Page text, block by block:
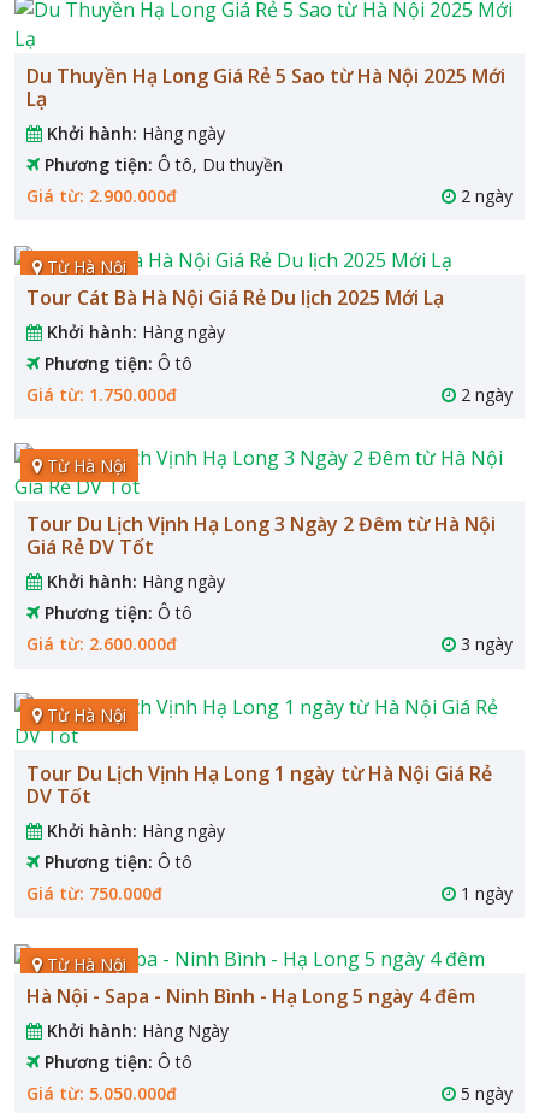
Du Thuyền Hạ Long Giá Rẻ 5 Sao từ Hà Nội 2025 Mới
Lạ
Khởi hành: Hàng ngày
Phương tiện: Ô tô, Du thuyền
Giá từ: 2.900.000đ
2 ngày
Từ Hà Nội
Tour Cát Bà Hà Nội Giá Rẻ Du lịch 2025 Mới Lạ
Khởi hành: Hàng ngày
Phương tiện: Ô tô
Giá từ: 1.750.000đ
2 ngày
Từ Hà Nội
Tour Du Lịch Vịnh Hạ Long 3 Ngày 2 Đêm từ Hà Nội
Giá Rẻ DV Tốt
Khởi hành: Hàng ngày
Phương tiện: Ô tô
Giá từ: 2.600.000đ
3 ngày
Từ Hà Nội
Tour Du Lịch Vịnh Hạ Long 1 ngày từ Hà Nội Giá Rẻ
DV Tốt
Khởi hành: Hàng ngày
Phương tiện: Ô tô
Giá từ: 750.000đ
1 ngày
Từ Hà Nội
Hà Nội - Sapa - Ninh Bình - Hạ Long 5 ngày 4 đêm
Khởi hành: Hàng Ngày
Phương tiện: Ô tô
Giá từ: 5.050.000đ
5 ngày